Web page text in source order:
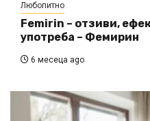
Любопитно
Femirin – отзиви,
употреба – Фемирин
6 месеца ago